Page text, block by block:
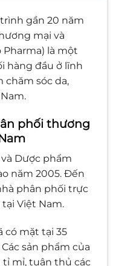
gần 20 năm
mại và
là một
hàng đầu ở lĩnh
chăm sóc da,
phối thương
Dược phẩm
năm 2005. Đến
phân phối trực
tại Việt Nam.
có mặt tại 35
sản phẩm của
mỉ, tuân thủ các